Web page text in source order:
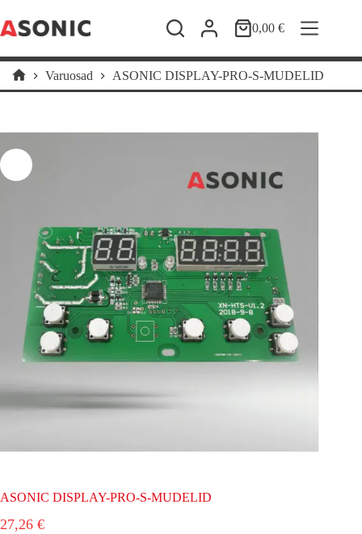
to
content
Shopping
0,00€
Home
Varuosad ASONIC DISPLAY-PRO-S-MUDELID
ASONIC DISPLAY-PRO-S-MUDELID
27,26 €